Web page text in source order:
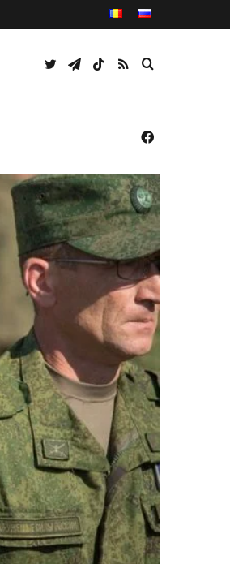
Caută
RSS
TikTok
Telegram
Twitter
Facebook